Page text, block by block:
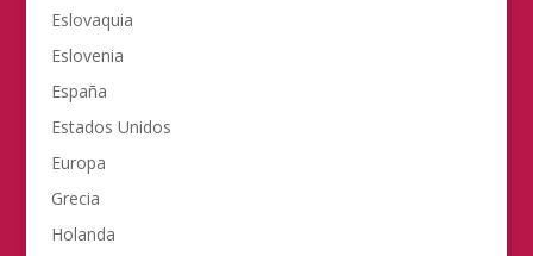
Eslovaquia
Eslovenia
España
Estados Unidos
Europa
Grecia
Holanda